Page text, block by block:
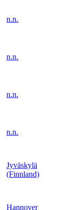
n.n.
n.n.
n.n.
n.n.
Jyväskylä
(Finnland)
Hannover